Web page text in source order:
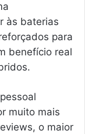
às baterias
para
benefício real
muito mais
o maior